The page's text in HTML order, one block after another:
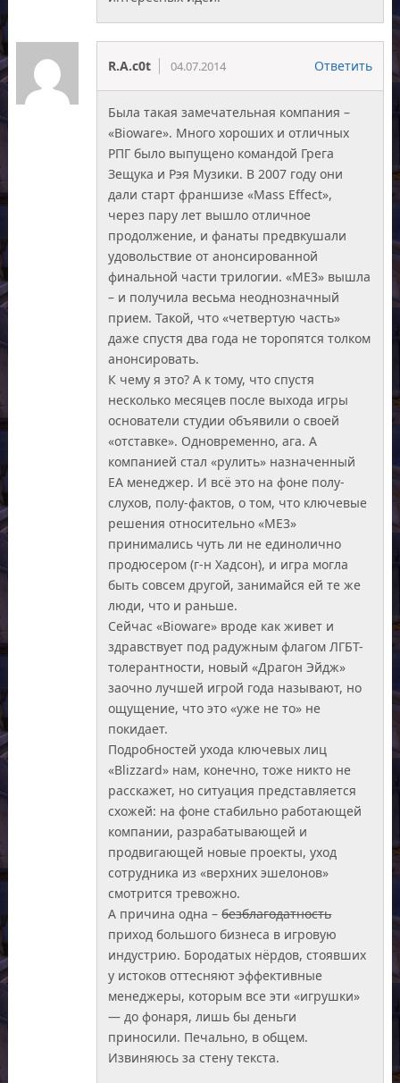
R.A.c0t 04.07.2014 Ответить
Была такая замечательная компания –
«Bioware». Много хороших и отличных
РПГ было выпущено командой Грега
Зещука и Рэя Музики. В 2007 году они
дали старт франшизе «Mass Effect»,
через пару лет вышло отличное
продолжение, и фанаты предвкушали
удовольствие от анонсированной
финальной части трилогии. «МЕ3» вышла
– и получила весьма неоднозначный
прием. Такой, что «четвертую часть»
даже спустя два года не торопятся толком
анонсировать.
К чему я это? А к тому, что спустя
несколько месяцев после выхода игры
основатели студии объявили о своей
«отставке». Одновременно, ага. А
компанией стал «рулить» назначенный
ЕА менеджер. И всё это на фоне полу-
слухов, полу-фактов, о том, что ключевые
решения относительно «МЕ3»
принимались чуть ли не единолично
продюсером (г-н Хадсон), и игра могла
быть совсем другой, занимайся ей те же
люди, что и раньше.
Сейчас «Bioware» вроде как живет и
здравствует под радужным флагом ЛГБТ-
толерантности, новый «Драгон Эйдж»
заочно лучшей игрой года называют, но
ощущение, что это «уже не то» не
покидает.
Подробностей ухода ключевых лиц
«Blizzard» нам, конечно, тоже никто не
расскажет, но ситуация представляется
схожей: на фоне стабильно работающей
компании, разрабатывающей и
продвигающей новые проекты, уход
сотрудника из «верхних эшелонов»
смотрится тревожно.
А причина одна –безблагодатность
приход большого бизнеса в игровую
индустрию. Бородатых нёрдов, стоявших
у истоков оттесняют эффективные
менеджеры, которым все эти «игрушки»
— до фонаря, лишь бы деньги
приносили. Печально, в общем.
Извиняюсь за стену текста.